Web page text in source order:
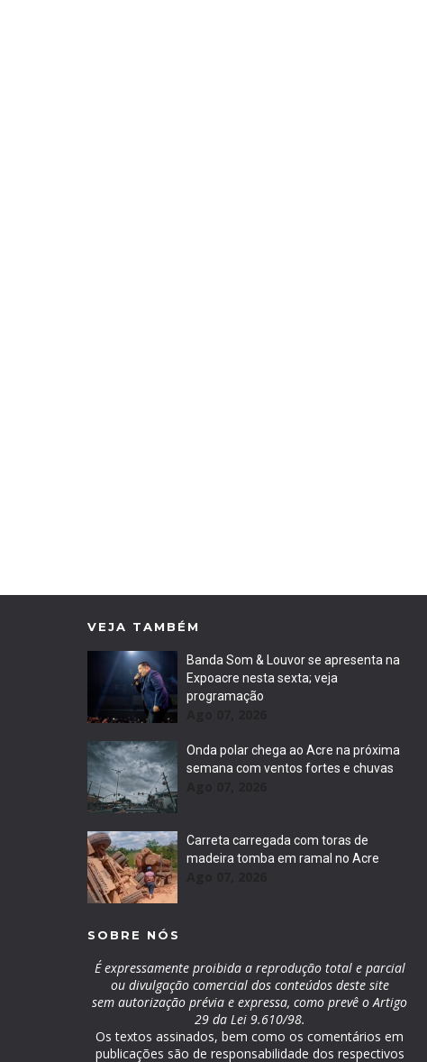
VEJA TAMBÉM
Banda Som & Louvor se apresenta na
Expoacre nesta sexta; veja
programação
Onda polar chega ao Acre na próxima
semana com ventos fortes e chuvas
Carreta carregada com toras de
madeira tomba em ramal no Acre
SOBRE NÓS
É expressamente proibida a reprodução total e parcial
ou divulgação comercial dos conteúdos deste site
sem autorização prévia e expressa, como prevê o Artigo
29 da Lei 9.610/98.
Os textos assinados, bem como os comentários em
publicações são de responsabilidade dos respectivos